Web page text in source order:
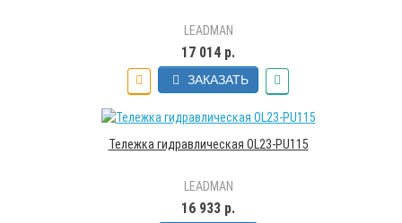
LEADMAN
17 014 р.
ЗАКАЗАТЬ
Тележка гидравлическая OL23-PU115
LEADMAN
16 933 р.